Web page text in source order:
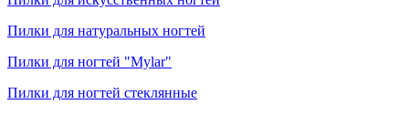
Пилки для натуральных ногтей
Пилки для ногтей "Mylar"
Пилки для ногтей стеклянные